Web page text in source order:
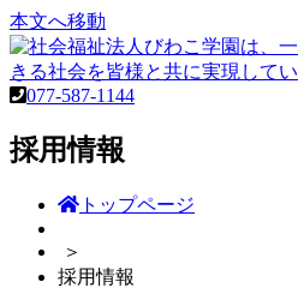
本文へ移動
077-587-1144
採用情報
トップページ
＞
採用情報